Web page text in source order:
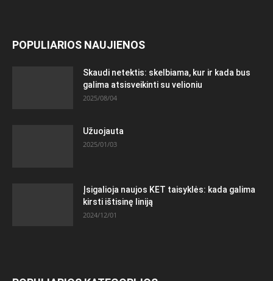
POPULIARIOS NAUJIENOS
Skaudi netektis: skelbiama, kur ir kada bus
galima atsisveikinti su velioniu
2025/08/04
Užuojauta
2025/01/03
Įsigalioja naujos KET taisyklės: kada galima
kirsti ištisinę liniją
2024/12/01